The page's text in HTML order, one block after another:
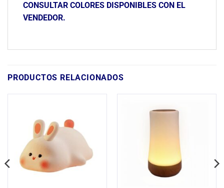
CONSULTAR COLORES DISPONIBLES CON EL
VENDEDOR.
PRODUCTOS RELACIONADOS